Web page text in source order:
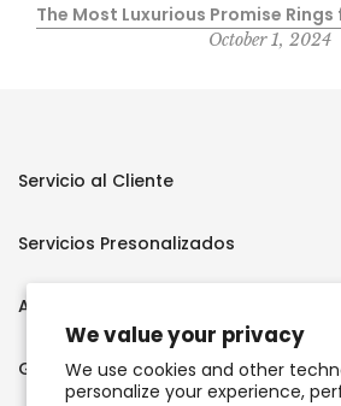
We value your privacy
We use cookies and other
personalize your experience,
The Most Luxurious Promise Rings
October 1, 2024
Servicio al Cliente
Servicios Presonalizados
Acerca de Nosotros
Guías y Educación